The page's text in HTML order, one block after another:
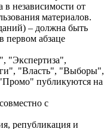
независимости от
материалов.
– должна быть
первом абзаце
"Экспертиза",
"Власть", "Выборы",
публикуются на
с
републикация и